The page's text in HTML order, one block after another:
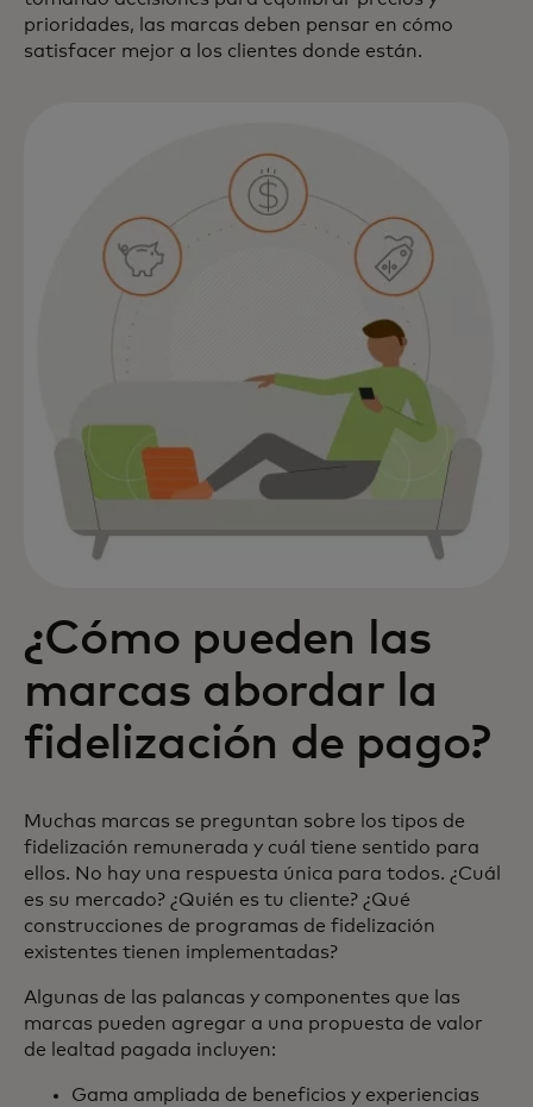
prioridades, las marcas deben pensar en cómo
satisfacer mejor a los clientes donde están.
¿Cómo pueden las
marcas abordar la
fidelización de pago?
Muchas marcas se preguntan sobre los tipos de
fidelización remunerada y cuál tiene sentido para
ellos. No hay una respuesta única para todos. ¿Cuál
es su mercado? ¿Quién es tu cliente? ¿Qué
construcciones de programas de fidelización
existentes tienen implementadas?
Algunas de las palancas y componentes que las
marcas pueden agregar a una propuesta de valor
de lealtad pagada incluyen:
Gama ampliada de beneficios y experiencias